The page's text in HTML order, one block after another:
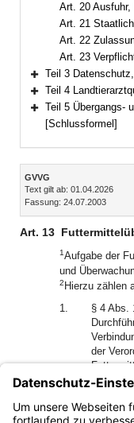
Art. 20 Ausfuhr,
Art. 21
Art. 22
Art. 23
Bereich erweitern
Teil 3
Bereich erweitern
Teil 4
Bereich erweitern
Teil 5 Übergangs-
[Schlussformel]
Inhalt
GVVG
Text gilt ab: 01.04.2026
Fassung: 24.07.2003
Art. 13
1Aufgabe der
und
2 Hierzu zählen
1.
§ 4 Abs.
der
2.
die
(EG) Nr.